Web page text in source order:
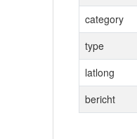
category
type
latlong
bericht